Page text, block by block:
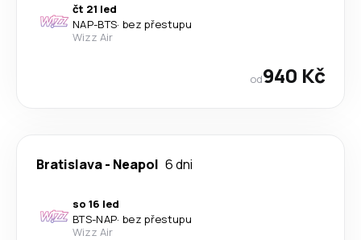
čt 21 led
NAP-BTS· bez přestupu
Wizz Air
od940 Kč
Bratislava- Neapol 6 dni
so 16 led
BTS-NAP· bez přestupu
Wizz Air